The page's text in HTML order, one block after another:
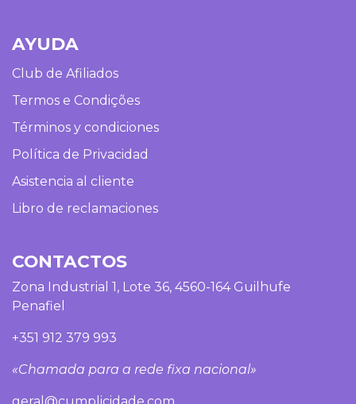
AYUDA
Club de Afiliados
Termos e Condições
Términos y condiciones
Política de Privacidad
Asistencia al cliente
Libro de reclamaciones
CONTACTOS
Zona Industrial 1, Lote 36, 4560-164 Guilhufe
Penafiel
+351 912 379 993
«Chamada para a rede fixa nacional»